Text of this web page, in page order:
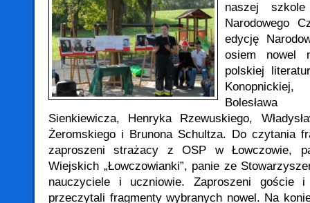
naszej
Narodowego
edycję
osiem nowel
polskiej
Sienkiewicza, Henryka Rzewuskiego,
Żeromskiego i Brunona Schultza. Do czytania
zaproszeni strażacy z OSP w Łowczowie,
Wiejskich „Łowczowianki”, panie ze
nauczyciele i uczniowie. Zaproszeni
przeczytali fragmenty wybranych nowel. Na